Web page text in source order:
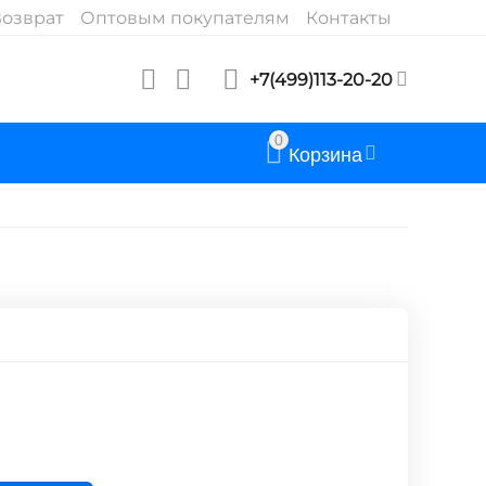
Оптовым покупателям Контакты
+7(499)113-20-20
0 Корзина